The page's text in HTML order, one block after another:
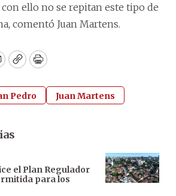
ello no se repitan este tipo de
comentó Juan Martens.
CopyPrint
Pedro Juan Martens
el Plan Regulador
para los